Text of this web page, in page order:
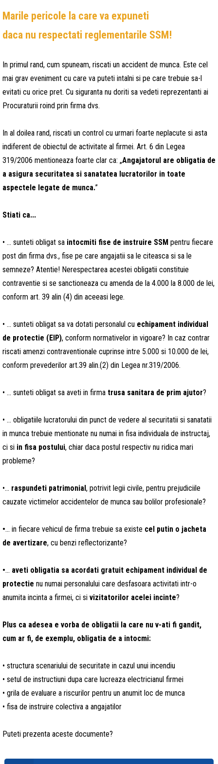
Marile pericole la care va expuneti
daca nu respectati reglementarile SSM!
In primul rand, cum spuneam, riscati un accident de munca. Este cel
mai grav eveniment cu care va puteti intalni si pe care trebuie sa-l
evitati cu orice pret. Cu siguranta nu doriti sa vedeti reprezentanti ai
Procuraturii roind prin firma dvs.
In al doilea rand, riscati un control cu urmari foarte neplacute si asta
indiferent de obiectul de activitate al firmei. Art. 6 din Legea
319/2006 mentioneaza foarte clar ca: „Angajatorul are obligatia de
a asigura securitatea si sanatatea lucratorilor in toate
aspectele legate de munca.”
Stiati ca...
• ... sunteti obligat sa intocmiti fise de instruire SSM pentru fiecare
post din firma dvs., fise pe care angajatii sa le citeasca si sa le
semneze? Atentie! Nerespectarea acestei obligatii constituie
contraventie si se sanctioneaza cu amenda de la 4.000 la 8.000 de lei,
conform art. 39 alin (4) din aceeasi lege.
• ... sunteti obligat sa va dotati personalul cu echipament individual
de protectie (EIP), conform normativelor in vigoare? In caz contrar
riscati amenzi contraventionale cuprinse intre 5.000 si 10.000 de lei,
conform prevederilor art.39 alin.(2) din Legea nr.319/2006.
• ... sunteti obligat sa aveti in firma trusa sanitara de prim ajutor?
• ... obligatiile lucratorului din punct de vedere al securitatii si sanatatii
in munca trebuie mentionate nu numai in fisa individuala de instructaj,
ci si in fisa postului, chiar daca postul respectiv nu ridica mari
probleme?
•... raspundeti patrimonial, potrivit legii civile, pentru prejudiciile
cauzate victimelor accidentelor de munca sau bolilor profesionale?
•... in fiecare vehicul de firma trebuie sa existe cel putin o jacheta
de avertizare, cu benzi reflectorizante?
•... aveti obligatia sa acordati gratuit echipament individual de
protectie nu numai personalului care desfasoara activitati intr-o
anumita incinta a firmei, ci si vizitatorilor acelei incinte?
Plus ca adesea e vorba de obligatii la care nu v-ati fi gandit,
cum ar fi, de exemplu, obligatia de a intocmi:
• structura scenariului de securitate in cazul unui incendiu
• setul de instructiuni dupa care lucreaza electricianul firmei
• grila de evaluare a riscurilor pentru un anumit loc de munca
• fisa de instruire colectiva a angajatilor
Puteti prezenta aceste documente?